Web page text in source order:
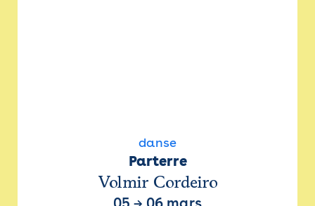
danse
Parterre
Volmir Cordeiro